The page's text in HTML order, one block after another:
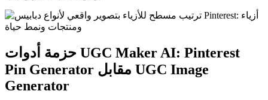
حزمة أدوات UGC Maker AI: Pinterest
Pin Generator مقابل UGC Image
Generator